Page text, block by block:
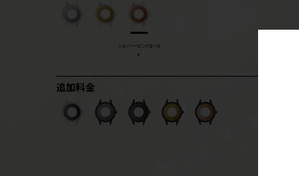
シルバー×ピンクゴール
ド
追加料金